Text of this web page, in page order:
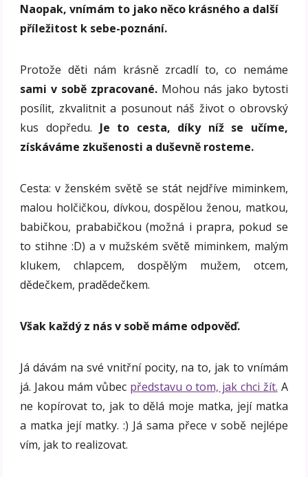
Naopak, vnímám to jako něco krásného a další
příležitost k sebe-poznání.
Protože děti nám krásně zrcadlí to, co nemáme
sami v sobě zpracované. Mohou nás jako bytosti
posílit, zkvalitnit a posunout náš život o obrovský
kus dopředu. Je to cesta, díky níž se učíme,
získáváme zkušenosti a duševně rosteme.
Cesta: v ženském světě se stát nejdříve miminkem,
malou holčičkou, dívkou, dospělou ženou, matkou,
babičkou, prababičkou (možná i prapra, pokud se
to stihne :D) a v mužském světě miminkem, malým
klukem, chlapcem, dospělým mužem, otcem,
dědečkem, pradědečkem.
Však každý z nás v sobě máme odpověď.
Já dávám na své vnitřní pocity, na to, jak to vnímám
já. Jakou mám vůbec představu o tom, jak chci žít. A
ne kopírovat to, jak to dělá moje matka, její matka
a matka její matky. :) Já sama přece v sobě nejlépe
vím, jak to realizovat.